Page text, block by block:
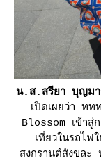
น.ส.สรียา บุญมา
เปิดเผยว่า ท
Blossom เข้าสู่
เที่ยวในรถไ
สงกรานต์สังขละ